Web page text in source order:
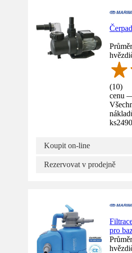
(10)
cenu
ks
Koupit on-line
Rezervovat v prodejně
pro